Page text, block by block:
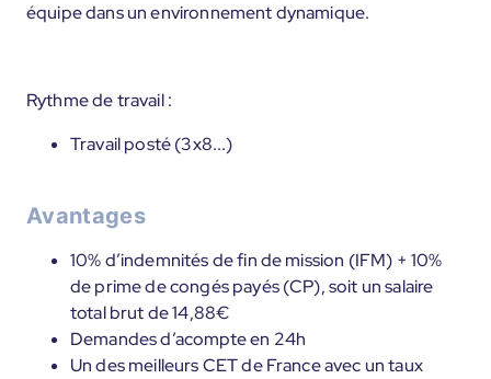
équipe dans un environnement dynamique.
Rythme de travail :
Travail posté (3x8...)
Avantages
10% d’indemnités de fin de mission (IFM) + 10%
de prime de congés payés (CP), soit un salaire
total brut de 14,88€
Demandes d’acompte en 24h
Un des meilleurs CET de France avec un taux